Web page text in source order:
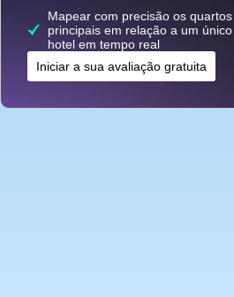
Mapear com precisão os quartos
principais em relação a um
hotel em tempo real
Iniciar a sua avaliação gratuita